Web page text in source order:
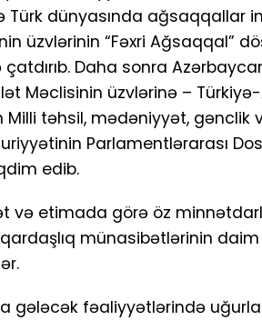
Türk dünyasında ağsaqqallar
üzvlərinin “Fəxri Ağsaqqal”
Daha sonra
Məclisinin üzvlərinə –
təhsil, mədəniyyət, gənclik
Parlamentlərarası
edib.
etimada görə öz
münasibətlərinin
gələcək fəaliyyətlərində